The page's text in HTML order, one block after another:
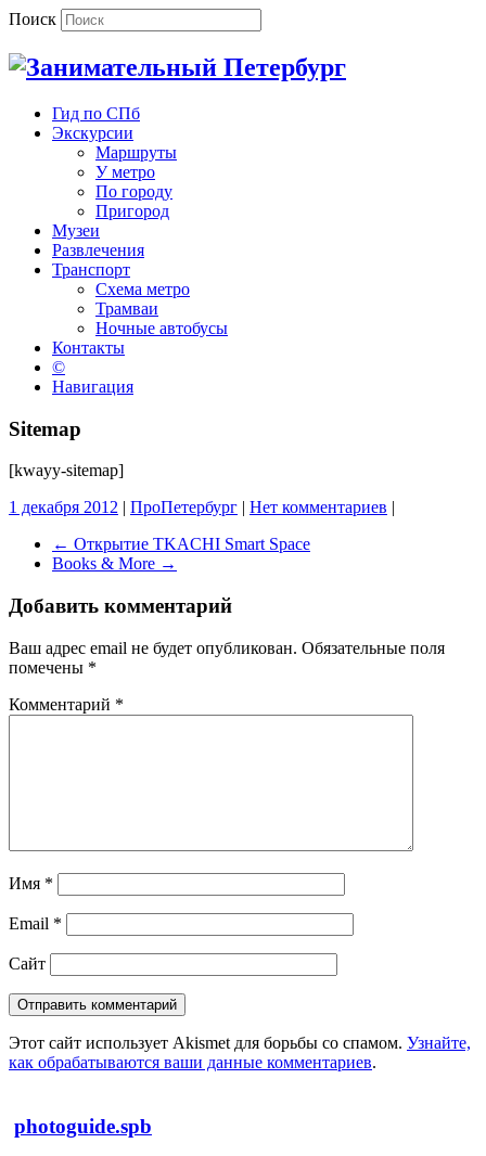
Поиск
Гид по СПб
Экскурсии
Маршруты
У метро
По городу
Пригород
Музеи
Развлечения
Транспорт
Схема метро
Трамваи
Ночные автобусы
Контакты
©
Навигация
Sitemap
[kwayy-sitemap]
1 декабря 2012 | ПроПетербург | Нет комментариев |
← Открытие TKACHI Smart Space
Books & More →
Добавить комментарий
Ваш адрес email не будет опубликован. Обязательные поля
помечены *
Комментарий *
Имя *
Email *
Сайт
Этот сайт использует Akismet для борьбы со спамом. Узнайте,
как обрабатываются ваши данные комментариев.
photoguide.spb